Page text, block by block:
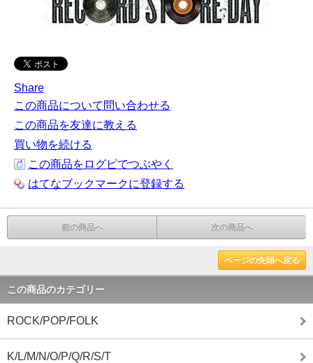
Share
この商品について問い合わせる
この商品を友達に教える
買い物を続ける
この商品をログピでつぶやく
はてなブックマークに登録する
前の商品へ 次の商品へ
ページの先頭へ戻る
この商品のカテゴリー
ROCK/POP/FOLK
K/L/M/N/O/P/Q/R/S/T